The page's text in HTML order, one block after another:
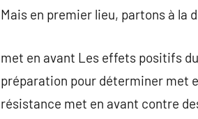
Mais en premier lieu, partons à la
met en avant Les effets positifs
préparation pour déterminer met
résistance met en avant contre